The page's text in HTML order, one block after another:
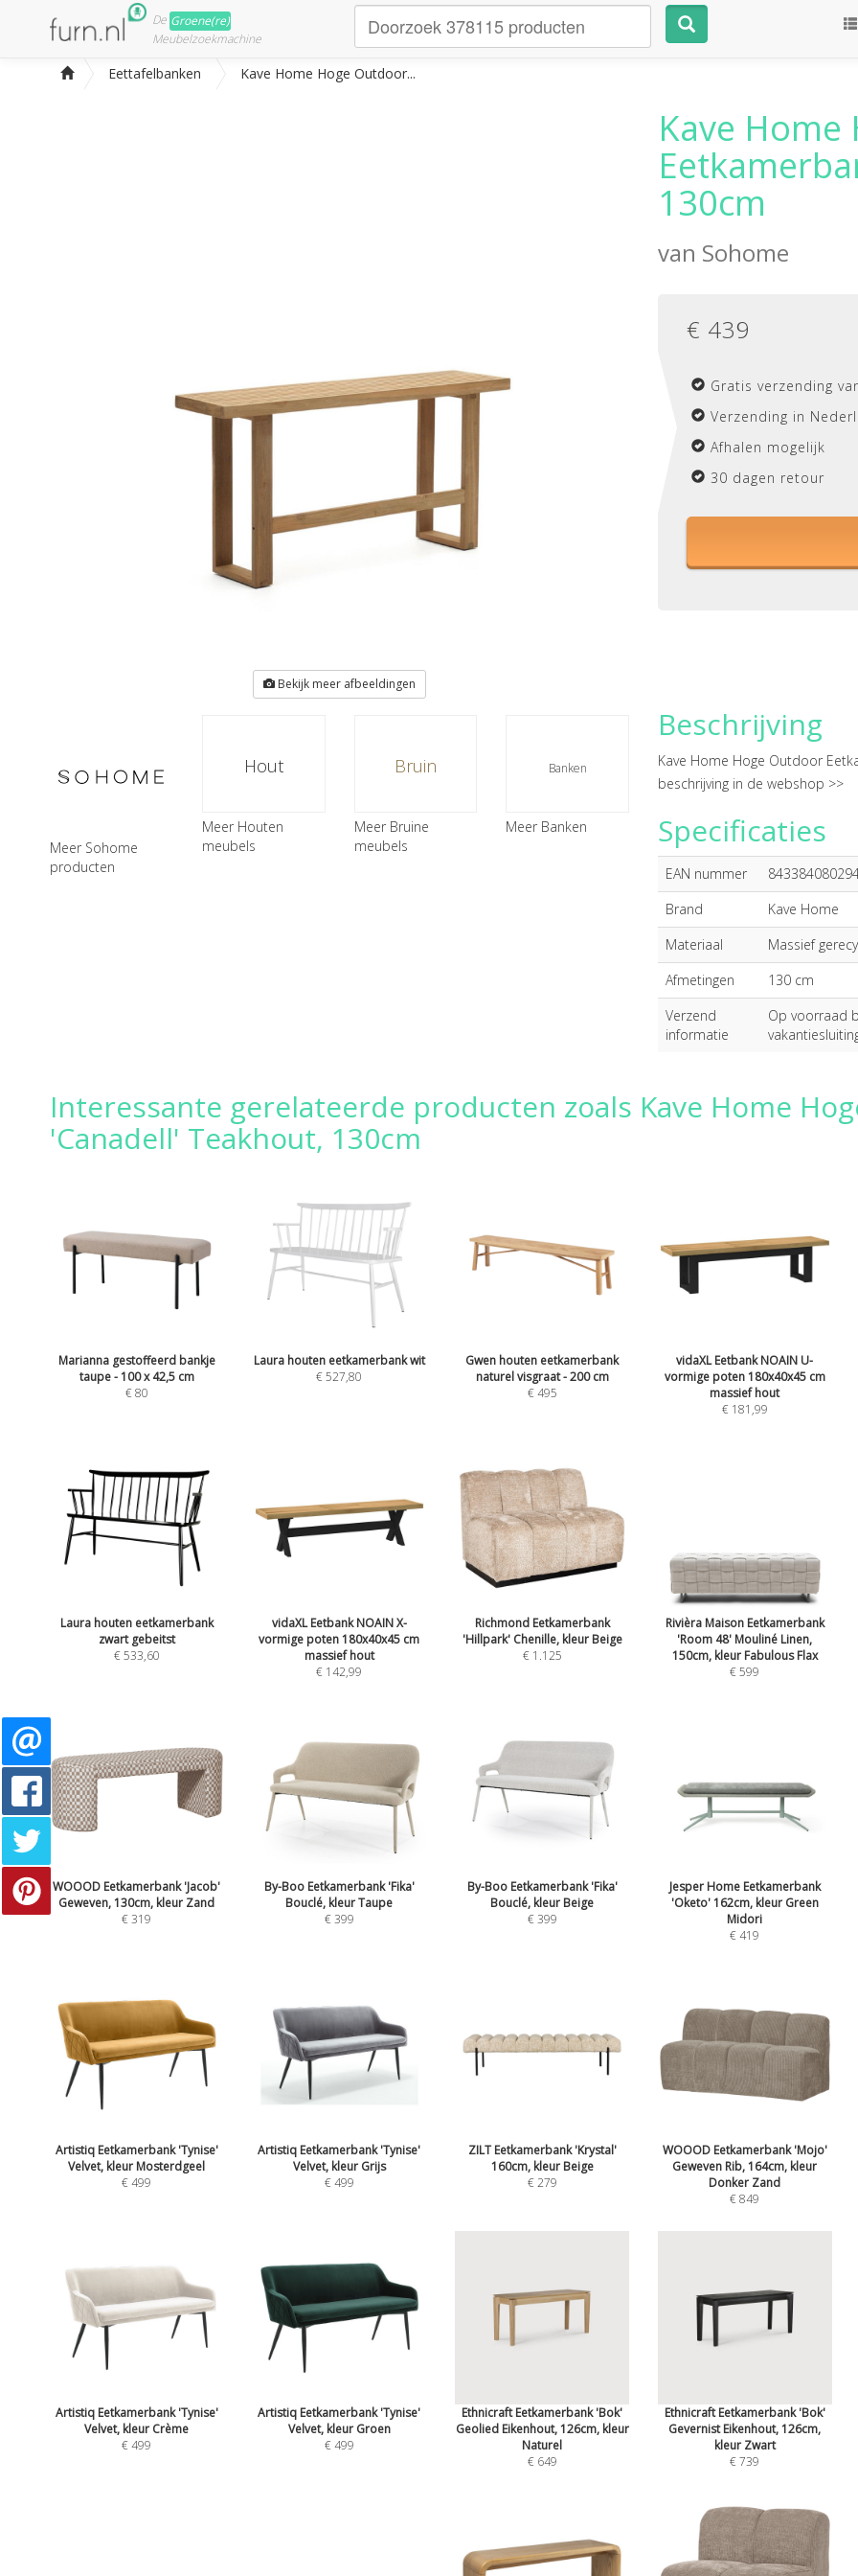
De Groene(re)
Meubelzoekmachine
Eettafelbanken Kave Home Hoge Outdoor...
Bekijk meer afbeeldingen
Kave
130cm
van Sohome
€ 439
Gratis verzending
Verzending in
Afhalen mogelijk
30 dagen retour
Meer Sohome
producten
Hout
Meer Houten
meubels
Bruin
Meer Bruine
meubels
Banken
Meer Banken
Beschrijving
Kave Home Hoge Outdoor
beschrijving in de webshop >>
Specificaties
EAN nummer
Brand
Kave Home
Materiaal
Massief
Afmetingen
130 cm
Verzend
informatie
Op voorraad
Interessante gerelateerde producten zoals Kave Home
'Canadell' Teakhout, 130cm
Marianna gestoffeerd bankje
taupe - 100 x 42,5 cm
€ 80
Laura houten eetkamerbank wit
€ 527,80
Gwen houten eetkamerbank
naturel visgraat - 200 cm
€ 495
vidaXL Eetbank NOAIN U-
vormige poten 180x40x45 cm
massief hout
€ 181,99
Laura houten eetkamerbank
zwart gebeitst
€ 533,60
vidaXL Eetbank NOAIN X-
vormige poten 180x40x45 cm
massief hout
€ 142,99
Richmond Eetkamerbank
'Hillpark' Chenille, kleur Beige
€ 1.125
Rivièra Maison Eetkamerbank
'Room 48' Mouliné Linen,
150cm, kleur Fabulous Flax
€ 599
WOOOD Eetkamerbank 'Jacob'
Geweven, 130cm, kleur Zand
€ 319
By-Boo Eetkamerbank 'Fika'
Bouclé, kleur Taupe
€ 399
By-Boo Eetkamerbank 'Fika'
Bouclé, kleur Beige
€ 399
Jesper Home Eetkamerbank
'Oketo' 162cm, kleur Green
Midori
€ 419
Artistiq Eetkamerbank 'Tynise'
Velvet, kleur Mosterdgeel
€ 499
Artistiq Eetkamerbank 'Tynise'
Velvet, kleur Grijs
€ 499
ZILT Eetkamerbank 'Krystal'
160cm, kleur Beige
€ 279
WOOOD Eetkamerbank 'Mojo'
Geweven Rib, 164cm, kleur
Donker Zand
€ 849
Artistiq Eetkamerbank 'Tynise'
Velvet, kleur Crème
€ 499
Artistiq Eetkamerbank 'Tynise'
Velvet, kleur Groen
€ 499
Ethnicraft Eetkamerbank 'Bok'
Geolied Eikenhout, 126cm, kleur
Naturel
€ 649
Ethnicraft Eetkamerbank 'Bok'
Gevernist Eikenhout, 126cm,
kleur Zwart
€ 739